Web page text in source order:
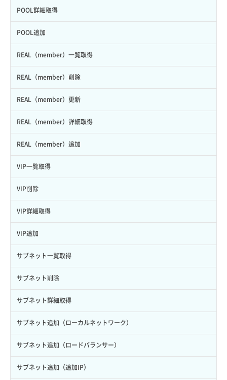
ボリューム詳細取得
ボリューム追加
イメージ一覧取得
イメージ保存容量取得
イメージ保存容量変更
イメージ削除
イメージ詳細取得
OS再インストール
VMに紐づくセキュリティグループ取得
VMプラン一覧取得
VMプラン詳細一覧取得
VMプラン詳細取得
VMメタデータ更新
VMメタデータ詳細取得
VMリサイズ
VM一覧取得
VM削除
VM操作（起動/停止/再起動/強制停止）
VM設定変更
VM詳細一覧取得
VM詳細取得
VM追加
VPS利用状況グラフ（CPU）
VPS利用状況グラフ（ディスクIO）
POOL詳細取得
POOL追加
REAL（member）一覧取得
REAL（member）削除
REAL（member）更新
REAL（member）詳細取得
REAL（member）追加
VIP一覧取得
VIP削除
VIP詳細取得
VIP追加
サブネット一覧取得
サブネット削除
サブネット詳細取得
サブネット追加（ローカルネットワーク）
サブネット追加（ロードバランサー）
サブネット追加（追加IP）